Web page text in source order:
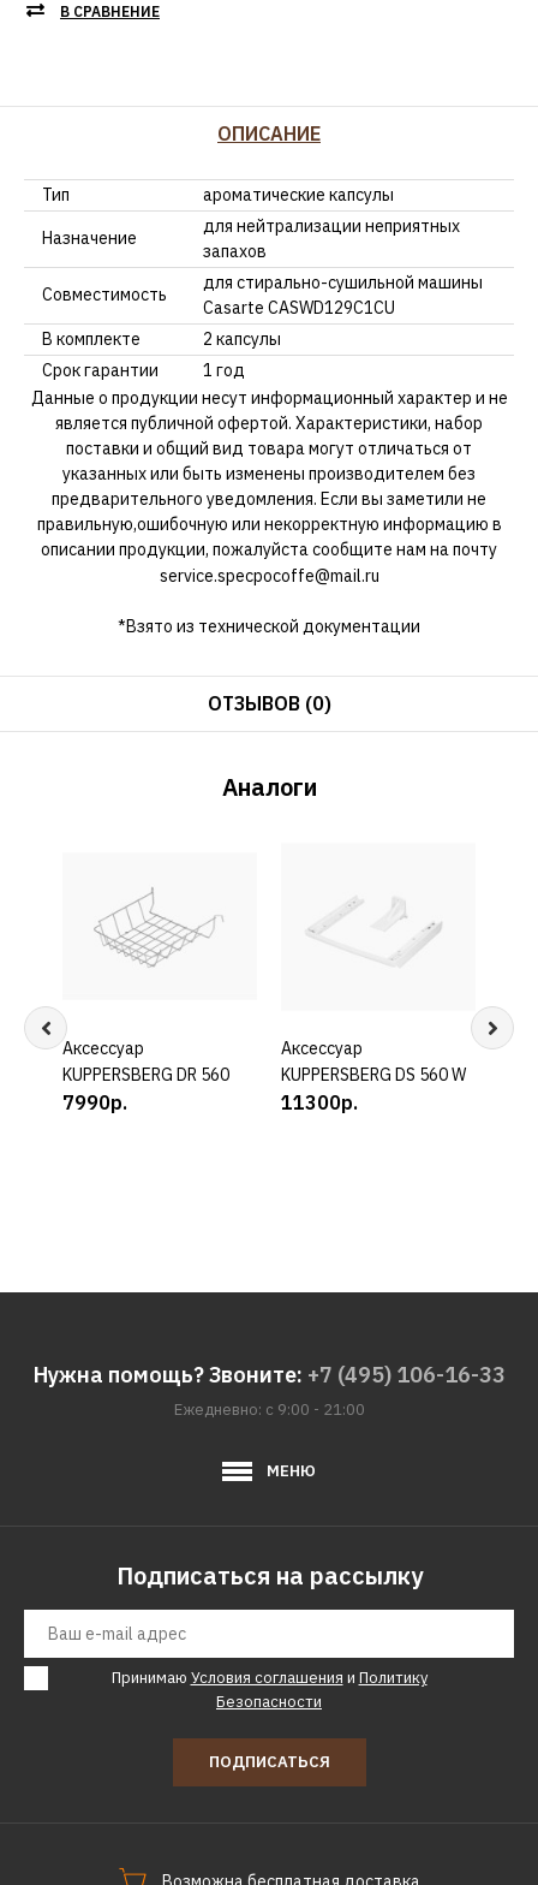
В СРАВНЕНИЕ
ОПИСАНИЕ
Тип
ароматические капсулы
Назначение
для нейтрализации неприятных
запахов
Совместимость
для стирально-сушильной машины
Casarte CASWD129C1CU
В комплекте
2 капсулы
Срок гарантии
1 год
Данные о продукции несут информационный характер и не
является публичной офертой. Характеристики, набор
поставки и общий вид товара могут отличаться от
указанных или быть изменены производителем без
предварительного уведомления. Если вы заметили не
правильную,ошибочную или некорректную информацию в
описании продукции, пожалуйста сообщите нам на почту
service.specpocoffe@mail.ru
*Взято из технической документации
ОТЗЫВОВ (0)
Аналоги
КУПИТЬ
Аксессуар
KUPPERSBERG DR 560
7990р.
КУПИТЬ
Аксессуар
KUPPERSBERG DS 560 W
11300р.
Нужна помощь? Звоните: +7 (495) 106-16-33
Ежедневно: с 9:00 - 21:00
МЕНЮ
Подписаться на рассылку
Принимаю Условия соглашения и Политику
Безопасности
ПОДПИСАТЬСЯ